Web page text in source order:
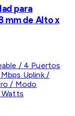
para
mm de Alto x